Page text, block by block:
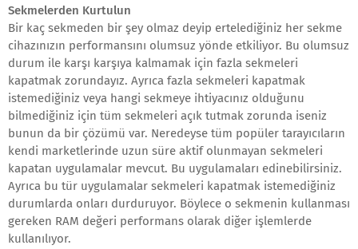
Sekmelerden Kurtulun
Bir kaç sekmeden bir şey olmaz deyip ertelediğiniz her sekme
cihazınızın performansını olumsuz yönde etkiliyor. Bu olumsuz
durum ile karşı karşıya kalmamak için fazla sekmeleri
kapatmak zorundayız. Ayrıca fazla sekmeleri kapatmak
istemediğiniz veya hangi sekmeye ihtiyacınız olduğunu
bilmediğiniz için tüm sekmeleri açık tutmak zorunda iseniz
bunun da bir çözümü var. Neredeyse tüm popüler tarayıcıların
kendi marketlerinde uzun süre aktif olunmayan sekmeleri
kapatan uygulamalar mevcut. Bu uygulamaları edinebilirsiniz.
Ayrıca bu tür uygulamalar sekmeleri kapatmak istemediğiniz
durumlarda onları durduruyor. Böylece o sekmenin kullanması
gereken RAM değeri performans olarak diğer işlemlerde
kullanılıyor.